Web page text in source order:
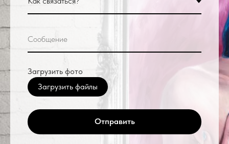
Загрузить фото
Загрузить файлы
Отправить